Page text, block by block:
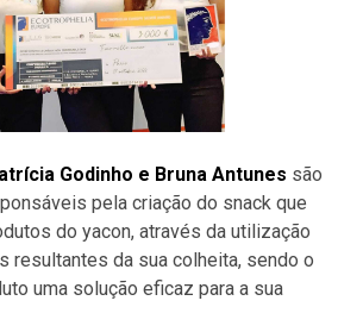
Godinho e Bruna Antunes são
pela criação do snack que
do yacon, através da utilização
resultantes da sua colheita, sendo o
uma solução eficaz para a sua